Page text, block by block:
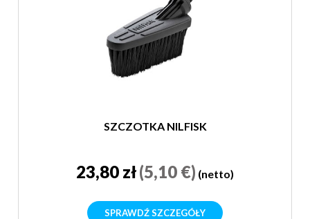
SZCZOTKA NILFISK
23,80 zł(5,10 €) (netto)
SPRAWDŹ SZCZEGÓŁY